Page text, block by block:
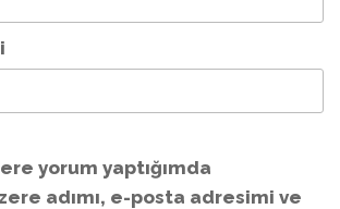
yorum yaptığımda
adımı, e-posta adresimi ve